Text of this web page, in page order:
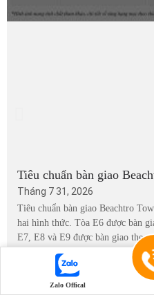
Tiêu chuẩn bàn giao
Tháng 7 31, 2026
Tiêu chuẩn bàn giao Beachtro
hai hình thức. Tòa E6 được bàn
E7, E8 và E9 được bàn giao theo
Your Home, tức bàn giao thô (gói
Xem thêm ➔
Zalo Offical